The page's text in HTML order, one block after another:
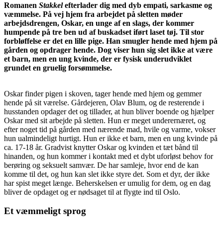
Romanen Stakkelefterlader dig med dyb empati, sarkasme og
væmmelse. På vej hjem fra arbejdet på sletten møder
arbejdsdrengen, Oskar, en unge af en slags, der kommer
humpende på tre ben ud af buskadset iført laset tøj. Til stor
forbløffelse er det en lille pige. Han smugler hende med hjem på
gården og opdrager hende. Dog viser hun sig slet ikke at være
et barn, men en ung kvinde, der er fysisk underudviklet
grundet en gruelig forsømmelse.
Oskar finder pigen i skoven, tager hende med hjem og gemmer
hende på sit værelse. Gårdejeren, Olav Blum, og de resterende i
husstanden opdager det og tillader, at hun bliver boende og hjælper
Oskar med sit arbejde på sletten. Hun er meget underernæret, og
efter noget tid på gården med nærende mad, hvile og varme, vokser
hun ualmindeligt hurtigt. Hun er ikke et barn, men en ung kvinde på
ca. 17-18 år. Gradvist knytter Oskar og kvinden et tæt bånd til
hinanden, og hun kommer i kontakt med et dybt uforløst behov for
berøring og seksuelt samvær. De har samleje, hvor end de kan
komme til det, og hun kan slet ikke styre det. Som et dyr, der ikke
har spist meget længe. Beherskelsen er umulig for dem, og en dag
bliver de opdaget og er nødsaget til at flygte ind til Oslo.
Et væmmeligt sprog